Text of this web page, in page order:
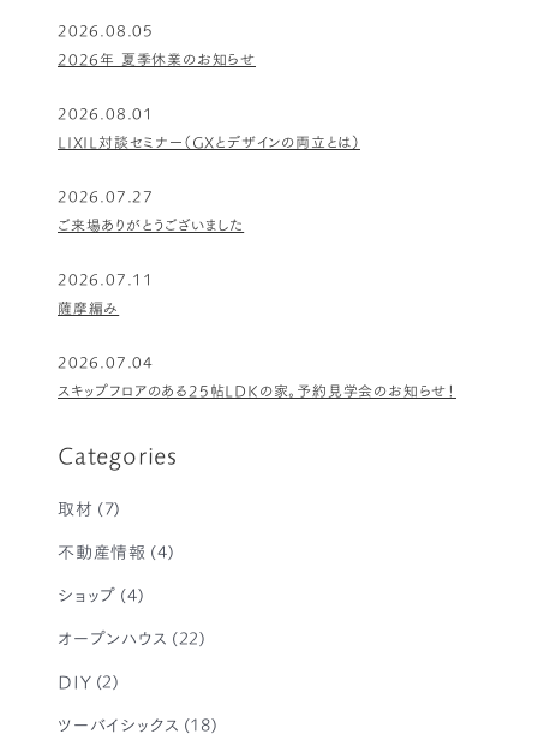
2026.08.05
2026年 夏季休業のお知らせ
2026.08.01
LIXIL対談セミナー（GXとデザインの両立とは）
2026.07.27
ご来場ありがとうございました
2026.07.11
薩摩編み
2026.07.04
スキップフロアのある25帖LDKの家。予約見学会のお知らせ！
Categories
取材 (7)
不動産情報 (4)
ショップ (4)
オープンハウス (22)
DIY (2)
ツーバイシックス (18)